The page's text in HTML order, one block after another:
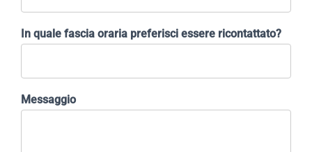
In quale fascia oraria preferisci essere ricontattato?
Messaggio